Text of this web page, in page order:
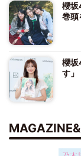
櫻坂
巻頭
櫻坂
す」